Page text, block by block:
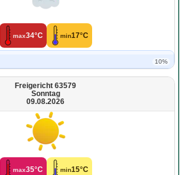
max34°C min17°C
10%
Freigericht 63579
Sonntag
09.08.2026
max35°C min15°C